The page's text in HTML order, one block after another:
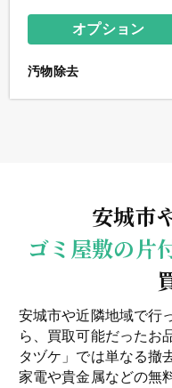
オプション
汚物除去
安城市
ゴミ屋敷の片
安城市や近隣地域で行
ら、買取可能だったお
タヅケ」では単なる撤
家電や貴金属などの無